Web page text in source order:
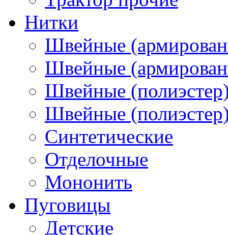
Нитки
Швейные
Швейные
Швейные
Швейные
Синтетические
Отделочные
Мононить
Пуговицы
Детские